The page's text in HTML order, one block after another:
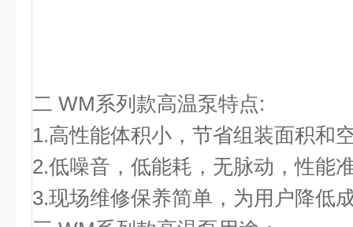
二 WM系列款高温泵特点:
1.高性能体积小，节省组装面积和
2.低噪音，低能耗，无脉动，性能
3.现场维修保养简单，为用户降低